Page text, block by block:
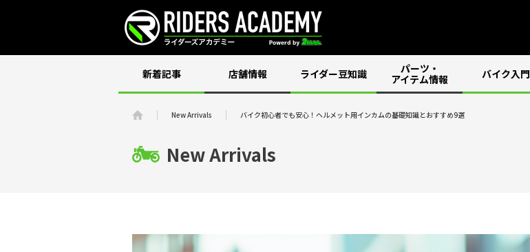
新着記事 店舗情報 ライダー豆知識
パーツ・
アイテム情報
バイク入門
New Arrivals バイク初心者でも安心！ヘルメット用インカムの基礎知識とおすすめ9選
New Arrivals